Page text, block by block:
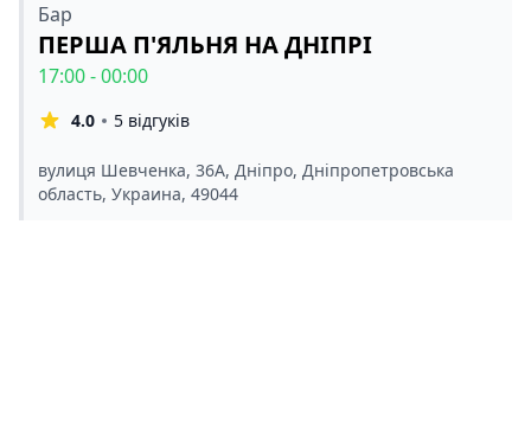
Бар
ПЕРША П'ЯЛЬНЯ НА ДНІПРІ
17:00 - 00:00
4.0 5 відгуків
вулиця Шевченка, 36А, Дніпро, Дніпропетровська
область, Украина, 49044